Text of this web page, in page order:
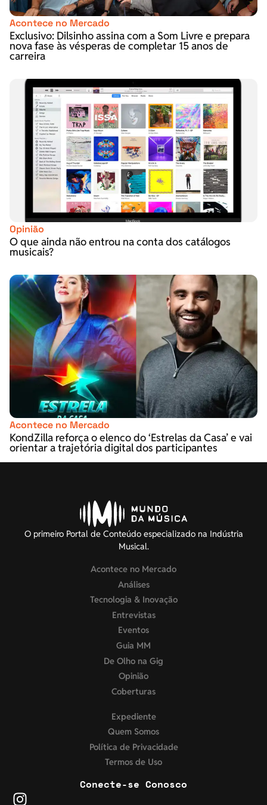
Acontece no Mercado
Exclusivo: Dilsinho assina com a Som Livre e prepara
nova fase às vésperas de completar 15 anos de
carreira
Opinião
O que ainda não entrou na conta dos catálogos
musicais?
Acontece no Mercado
KondZilla reforça o elenco do ‘Estrelas da Casa’ e vai
orientar a trajetória digital dos participantes
O primeiro Portal de Conteúdo especializado na Indústria
Musical.
Acontece no Mercado
Análises
Tecnologia & Inovação
Entrevistas
Eventos
Guia MM
De Olho na Gig
Opinião
Coberturas
Expediente
Quem Somos
Política de Privacidade
Termos de Uso
Conecte-se Conosco